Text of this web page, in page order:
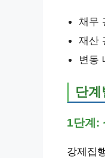
채무
재산
변동
단계
1단계:
강제집